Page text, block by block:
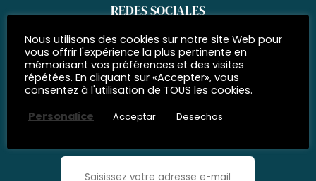
REDES SOCIALES
Siguenos
INSCRÍBETE EN NUESTRO
boletín de noticias
Nous utilisons des cookies sur notre site Web pour
vous offrir l'expérience la plus pertinente en
mémorisant vos préférences et des visites
répétées. En cliquant sur «Accepter», vous
consentez à l'utilisation de TOUS les cookies.
Personalice
Acceptar Desechos